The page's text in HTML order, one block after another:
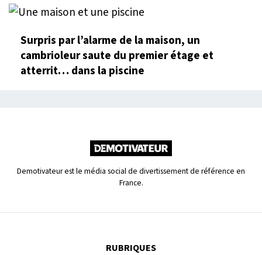
Surpris par l’alarme de la maison, un
cambrioleur saute du premier étage et
atterrit… dans la piscine
Demotivateur est le média social de divertissement de référence en
France.
RUBRIQUES